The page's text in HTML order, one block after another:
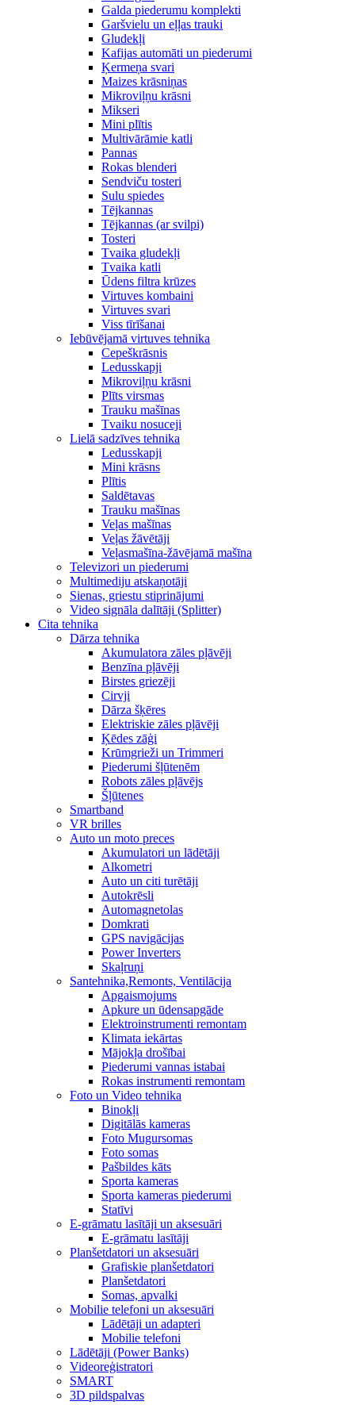
Galda piederumu komplekti
Garšvielu un eļļas trauki
Gludekļi
Kafijas automāti un piederumi
Ķermeņa svari
Maizes krāsniņas
Mikroviļņu krāsni
Mikseri
Mini plītis
Multivārāmie katli
Pannas
Rokas blenderi
Sendviču tosteri
Sulu spiedes
Tējkannas
Tējkannas (ar svilpi)
Tosteri
Tvaika gludekļi
Tvaika katli
Ūdens filtra krūzes
Virtuves kombaini
Virtuves svari
Viss tīrīšanai
Iebūvējamā virtuves tehnika
Cepeškrāsnis
Ledusskapji
Mikroviļņu krāsni
Plīts virsmas
Trauku mašīnas
Tvaiku nosuceji
Lielā sadzīves tehnika
Ledusskapji
Mini krāsns
Plītis
Saldētavas
Trauku mašīnas
Veļas mašīnas
Veļas žāvētāji
Veļasmašīna-žāvējamā mašīna
Televizori un piederumi
Multimediju atskaņotāji
Sienas, griestu stiprinājumi
Video signāla dalītāji (Splitter)
Cita tehnika
Dārza tehnika
Akumulatora zāles pļāvēji
Benzīna pļāvēji
Birstes griezēji
Cirvji
Dārza šķēres
Elektriskie zāles pļāvēji
Ķēdes zāģi
Krūmgrieži un Trimmeri
Piederumi šļūtenēm
Robots zāles pļāvējs
Šļūtenes
Smartband
VR brilles
Auto un moto preces
Akumulatori un lādētāji
Alkometri
Auto un citi turētāji
Autokrēsli
Automagnetolas
Domkrati
GPS navigācijas
Power Inverters
Skaļruņi
Santehnika,Remonts, Ventilācija
Apgaismojums
Apkure un ūdensapgāde
Elektroinstrumenti remontam
Klimata iekārtas
Mājokļa drošībai
Piederumi vannas istabai
Rokas instrumenti remontam
Foto un Video tehnika
Binokļi
Digitālās kameras
Foto Mugursomas
Foto somas
Pašbildes kāts
Sporta kameras
Sporta kameras piederumi
Statīvi
E-grāmatu lasītāji un aksesuāri
E-grāmatu lasītāji
Planšetdatori un aksesuāri
Grafiskie planšetdatori
Planšetdatori
Somas, apvalki
Mobilie telefoni un aksesuāri
Lādētāji un adapteri
Mobilie telefoni
Lādētāji (Power Banks)
Videoreģistratori
SMART
3D pildspalvas